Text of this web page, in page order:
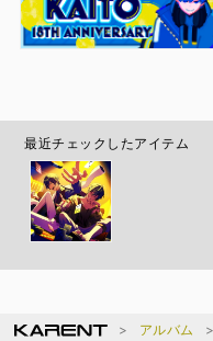
最近チェックしたアイテム
アルバム